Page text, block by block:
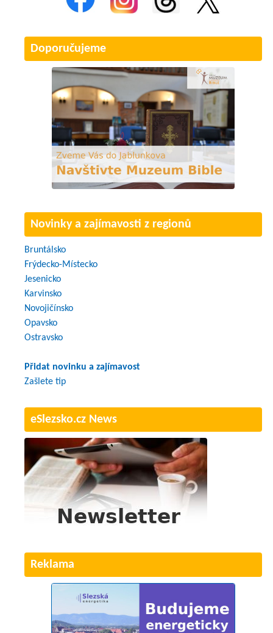
Doporučujeme
Novinky a zajímavosti z regionů
Bruntálsko
Frýdecko-Místecko
Jesenicko
Karvinsko
Novojičínsko
Opavsko
Ostravsko
Přidat novinku a zajímavost
Zašlete tip
eSlezsko.cz News
Reklama